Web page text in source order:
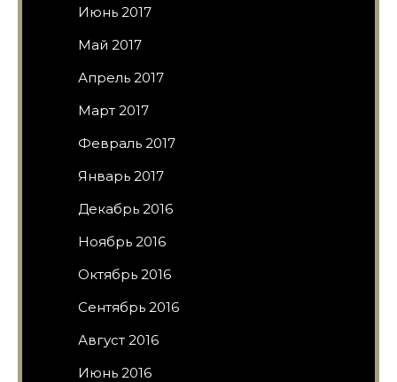
Июнь 2017
Май 2017
Апрель 2017
Март 2017
Февраль 2017
Январь 2017
Декабрь 2016
Ноябрь 2016
Октябрь 2016
Сентябрь 2016
Август 2016
Июнь 2016